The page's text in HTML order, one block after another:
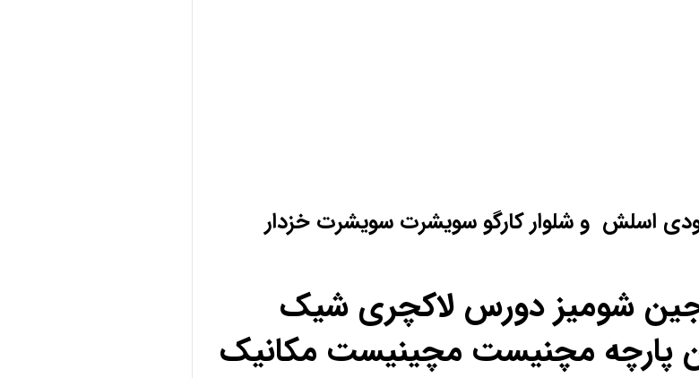
اسلش و شلوار کارگو سویشرت سویشرت خزدار
جین شومیز دورس لاکچری شیک
پارچه مچنیست مچینیست مکانیک